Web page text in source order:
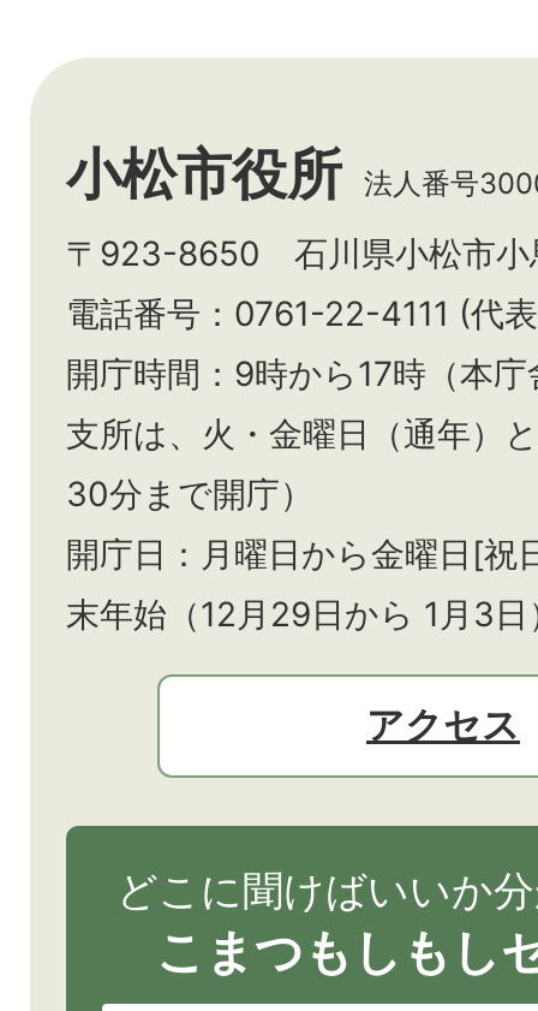
小松市役所 法人番号
〒923-8650 石川県小松市小
電話番号：0761-22-4111 (代
開庁時間：9時から17時（本
支所は、火・金曜日（通年）と
30分まで開庁）
開庁日：月曜日から金曜日[祝
末年始（12月29日から 1月3
アクセス
どこに聞けばいいか
こまつもしもし